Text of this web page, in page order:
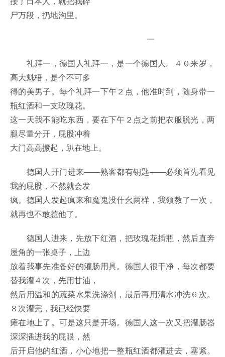
尸万段，扔地沟里。
一
礼拜一，德国人礼拜一，是一个德国人。４０来岁，
高大魁梧，是个不可多
得的美男子。每个礼拜一下午２点，他准时到，随身带一
瓶红酒和一支玫瑰花。
这一天我不能吃东西，要在下午２点之前把衣服脱光，两
腿尽量分开，屁股冲着
大门高高撅起，趴在地上。
德国人开门进来——熟客都有钥匙——必须首先看见
我的屁股，不然就会发
疯。德国人发起疯来和魔鬼没什幺两样，我领教了一次，
就再也不敢惹他了。
德国人进来，先放下红酒，把玫瑰花插瓶，然后直奔
屋角的一张桌子，上边
放着我事先准备好的灌肠用具。德国人很干净，每次都要
替我灌４次，先用甘油，
然后用温和的蔬菜水果洗涤剂，最后再用清水冲洗６次。
８次灌完，我已经快要
瘫在地上了。可是这只是开场。德国人这一次又把灌肠器
深深插进我的屁眼，然
后开启他的红酒，小心地把一整瓶红酒都灌进去，塞紧。